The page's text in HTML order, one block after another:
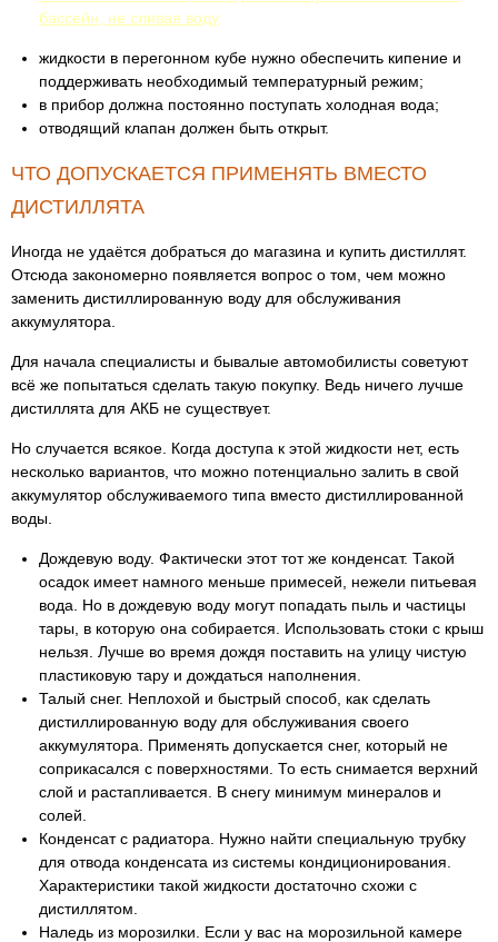
бассейн, не сливая воду
жидкости в перегонном кубе нужно обеспечить кипение и
поддерживать необходимый температурный режим;
в прибор должна постоянно поступать холодная вода;
отводящий клапан должен быть открыт.
ЧТО ДОПУСКАЕТСЯ ПРИМЕНЯТЬ ВМЕСТО
ДИСТИЛЛЯТА
Иногда не удаётся добраться до магазина и купить дистиллят.
Отсюда закономерно появляется вопрос о том, чем можно
заменить дистиллированную воду для обслуживания
аккумулятора.
Для начала специалисты и бывалые автомобилисты советуют
всё же попытаться сделать такую покупку. Ведь ничего лучше
дистиллята для АКБ не существует.
Но случается всякое. Когда доступа к этой жидкости нет, есть
несколько вариантов, что можно потенциально залить в свой
аккумулятор обслуживаемого типа вместо дистиллированной
воды.
Дождевую воду. Фактически этот тот же конденсат. Такой
осадок имеет намного меньше примесей, нежели питьевая
вода. Но в дождевую воду могут попадать пыль и частицы
тары, в которую она собирается. Использовать стоки с крыш
нельзя. Лучше во время дождя поставить на улицу чистую
пластиковую тару и дождаться наполнения.
Талый снег. Неплохой и быстрый способ, как сделать
дистиллированную воду для обслуживания своего
аккумулятора. Применять допускается снег, который не
соприкасался с поверхностями. То есть снимается верхний
слой и растапливается. В снегу минимум минералов и
солей.
Конденсат с радиатора. Нужно найти специальную трубку
для отвода конденсата из системы кондиционирования.
Характеристики такой жидкости достаточно схожи с
дистиллятом.
Наледь из морозилки. Если у вас на морозильной камере